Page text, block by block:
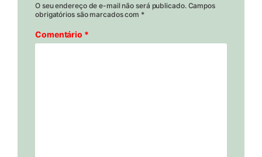
O seu endereço de e-mail não será publicado. Campos
obrigatórios são marcados com *
Comentário *